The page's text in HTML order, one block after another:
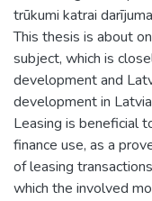
trūkumi katrai
This thesis is about
subject, which is
development and
development in
Leasing is beneficial
finance use, as a
of leasing
which the involved